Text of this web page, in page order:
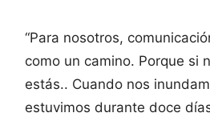
“Para nosotros,
como un camino. Porque si
estás.. Cuando nos
estuvimos durante doce